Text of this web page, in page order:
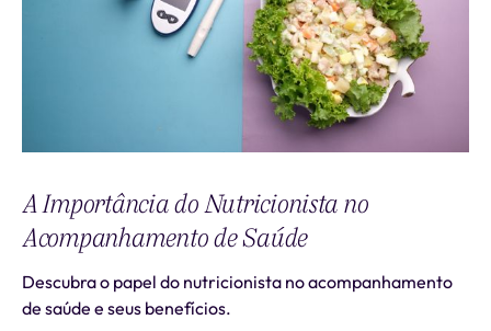
A Importância do Nutricionista no
Acompanhamento de Saúde
Descubra o papel do nutricionista no acompanhamento
de saúde e seus benefícios.